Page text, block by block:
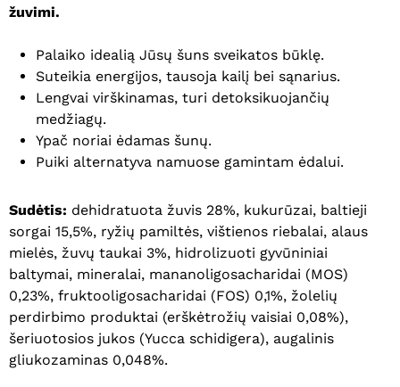
žuvimi.
Palaiko idealią Jūsų šuns sveikatos būklę.
Suteikia energijos, tausoja kailį bei sąnarius.
Lengvai virškinamas, turi detoksikuojančių
medžiagų.
Ypač noriai ėdamas šunų.
Puiki alternatyva namuose gamintam ėdalui.
Sudėtis: dehidratuota žuvis 28%, kukurūzai, baltieji
sorgai 15,5%, ryžių pamiltės, vištienos riebalai, alaus
mielės, žuvų taukai 3%, hidrolizuoti gyvūniniai
baltymai, mineralai, mananoligosacharidai (MOS)
0,23%, fruktooligosacharidai (FOS) 0,1%, žolelių
perdirbimo produktai (erškėtrožių vaisiai 0,08%),
šeriuotosios jukos (Yucca schidigera), augalinis
gliukozaminas 0,048%.